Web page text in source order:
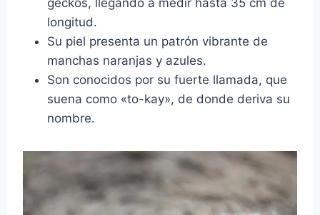
geckos, llegando a medir hasta 35 cm de
longitud.
Su piel presenta un patrón vibrante de
manchas naranjas y azules.
Son conocidos por su fuerte llamada, que
suena como «to-kay», de donde deriva su
nombre.